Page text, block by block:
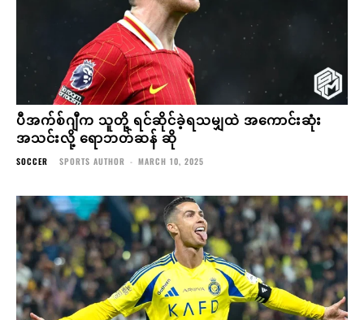
ပီအက်စ်ဂျီက သူတို့ ရင်ဆိုင်ခဲ့ရသမျှထဲ အကောင်းဆုံး
အသင်းလို့ ရောဘတ်ဆန် ဆို
SOCCER SPORTS AUTHOR - MARCH 10, 2025